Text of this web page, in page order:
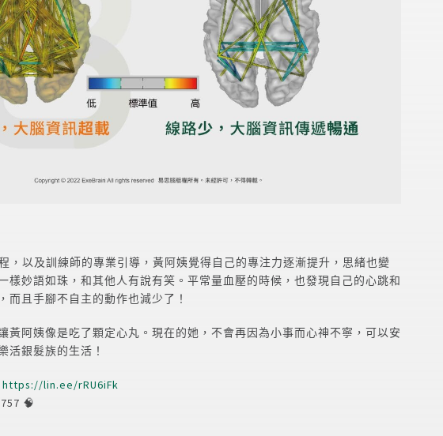
，以及訓練師的專業引導，黃阿姨覺得自己的專注力逐漸提升，思緒也變
樣妙語如珠，和其他人有說有笑。平常量血壓的時候，也發現自己的心跳和
而且手腳不自主的動作也減少了！
黃阿姨像是吃了顆定心丸。現在的她，不會再因為小事而心神不寧，可以安
活銀髮族的生活！
https://lin.ee/rRU6iFk
🧠